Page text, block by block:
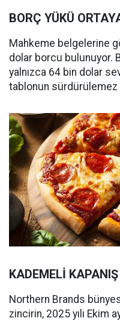
BORÇ YÜKÜ
Mahkeme belgelerine
dolar borcu bulunuyor.
yalnızca 64 bin dolar
tablonun
KADEMELİ
Northern Brands
zincirin, 2025 yılı Ekim